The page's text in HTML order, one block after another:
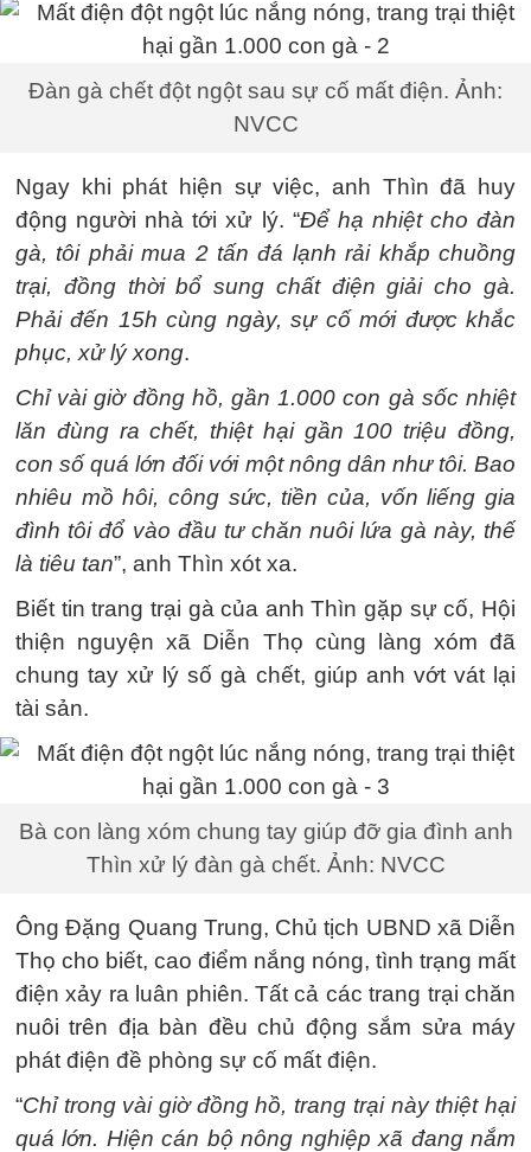
Đàn gà chết đột ngột sau sự cố mất điện. Ảnh:
NVCC
Ngay khi phát hiện sự việc, anh Thìn đã huy
động người nhà tới xử lý. “Để hạ nhiệt cho đàn
gà, tôi phải mua 2 tấn đá lạnh rải khắp chuồng
trại, đồng thời bổ sung chất điện giải cho gà.
Phải đến 15h cùng ngày, sự cố mới được khắc
phục, xử lý xong.
Chỉ vài giờ đồng hồ, gần 1.000 con gà sốc nhiệt
lăn đùng ra chết, thiệt hại gần 100 triệu đồng,
con số quá lớn đối với một nông dân như tôi. Bao
nhiêu mồ hôi, công sức, tiền của, vốn liếng gia
đình tôi đổ vào đầu tư chăn nuôi lứa gà này, thế
là tiêu tan”, anh Thìn xót xa.
Biết tin trang trại gà của anh Thìn gặp sự cố, Hội
thiện nguyện xã Diễn Thọ cùng làng xóm đã
chung tay xử lý số gà chết, giúp anh vớt vát lại
tài sản.
Bà con làng xóm chung tay giúp đỡ gia đình anh
Thìn xử lý đàn gà chết. Ảnh: NVCC
Ông Đặng Quang Trung, Chủ tịch UBND xã Diễn
Thọ cho biết, cao điểm nắng nóng, tình trạng mất
điện xảy ra luân phiên. Tất cả các trang trại chăn
nuôi trên địa bàn đều chủ động sắm sửa máy
phát điện đề phòng sự cố mất điện.
“Chỉ trong vài giờ đồng hồ, trang trại này thiệt hại
quá lớn. Hiện cán bộ nông nghiệp xã đang nắm